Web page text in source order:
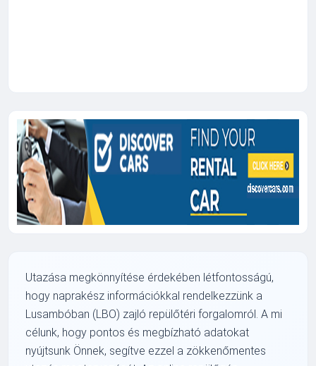
Utazása megkönnyítése érdekében létfontosságú,
hogy naprakész információkkal rendelkezzünk a
Lusambóban (LBO) zajló repülőtéri forgalomról. A mi
célunk, hogy pontos és megbízható adatokat
nyújtsunk Önnek, segítve ezzel a zökkenőmentes